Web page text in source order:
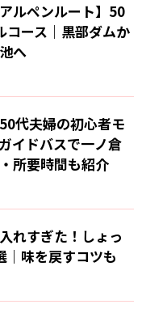
ルペンルート】50
コース｜黒部ダムか
へ
代夫婦の初心者モ
イドバスで一ノ倉
所要時間も紹介
れすぎた！しょっ
｜味を戻すコツも